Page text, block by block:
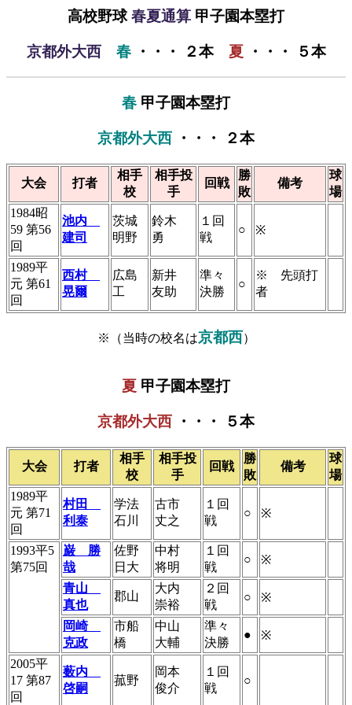
高校野球春夏通算 甲子園本塁打
京都外大西 春 ・・・ ２本 夏 ・・・ ５本
春 甲子園本塁打
京都外大西 ・・・ ２本
大会 打者
相手
校
相手投
手
回戦
勝
敗
備考
球
場
1984昭
59 第56
回
池内
建司
茨城
明野
鈴木
勇
１回
戦
○ ※
1989平
元 第61
回
西村
晃爾
広島
工
新井
友助
準々
決勝
○
※ 先頭打
者
※（当時の校名は京都西）
夏 甲子園本塁打
京都外大西 ・・・ ５本
大会 打者
相手
校
相手投
手
回戦
勝
敗
備考
球
場
1989平
元 第71
回
村田
利泰
学法
石川
古市
丈之
１回
戦
○ ※
1993平5
第75回
巌 勝
哉
佐野
日大
中村
将明
１回
戦
○ ※
青山
真也
郡山
大内
崇裕
２回
戦
○ ※
岡崎
克政
市船
橋
中山
大輔
準々
決勝
● ※
2005平
17 第87
回
薮内
啓嗣
菰野
岡本
俊介
１回
戦
○